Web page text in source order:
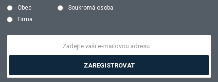
Obec
Soukromá osoba
Firma
ZAREGISTROVAT